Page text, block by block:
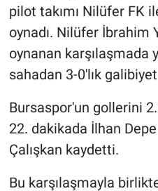
pilot takımı Nilüfer FK
oynadı. Nilüfer İbrahim
oynanan karşılaşmada
sahadan 3-0'lık
Bursaspor'un gollerini
22. dakikada İlhan
Çalışkan kaydetti.
Bu karşılaşmayla